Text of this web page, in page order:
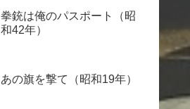
拳銃は俺のパスポート（昭
和42年）
あの旗を撃て（昭和19年）